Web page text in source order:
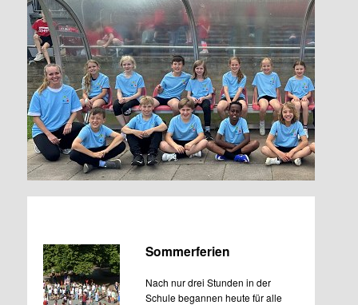
Sommerferien
Nach nur drei Stunden in der
Schule begannen heute für alle